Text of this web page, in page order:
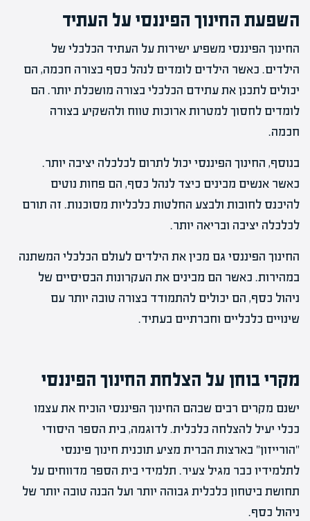
השפעת החינוך הפיננסי על העתיד
החינוך הפיננסי משפיע ישירות על העתיד הכלכלי של
הילדים. כאשר הילדים לומדים לנהל כסף בצורה חכמה, הם
יכולים לתכנן את עתידם הכלכלי בצורה מושכלת יותר. הם
לומדים לחסוך למטרות ארוכות טווח ולהשקיע בצורה
חכמה.
בנוסף, החינוך הפיננסי יכול לתרום לכלכלה יציבה יותר.
כאשר אנשים מבינים כיצד לנהל כסף, הם פחות נוטים
להיכנס לחובות ולבצע החלטות כלכליות מסוכנות. זה תורם
לכלכלה יציבה ובריאה יותר.
החינוך הפיננסי גם מכין את הילדים לעולם הכלכלי המשתנה
במהירות. כאשר הם מבינים את העקרונות הבסיסיים של
ניהול כסף, הם יכולים להתמודד בצורה טובה יותר עם
שינויים כלכליים וחברתיים בעתיד.
מקרי בוחן על הצלחת החינוך הפיננסי
ישנם מקרים רבים שבהם החינוך הפיננסי הוכיח את עצמו
ככלי יעיל להצלחה כלכלית. לדוגמה, בית הספר היסודי
"הורייזון" בארצות הברית מציע תוכנית חינוך פיננסי
לתלמידיו כבר מגיל צעיר. תלמידי בית הספר מדווחים על
תחושת ביטחון כלכלית גבוהה יותר ועל הבנה טובה יותר של
ניהול כסף.